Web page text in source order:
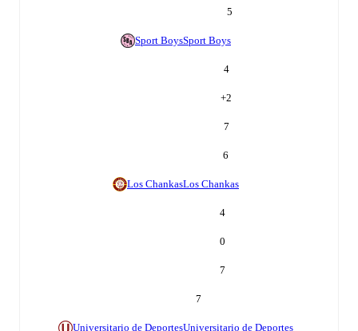
5
Sport BoysSport Boys
4
+2
7
6
Los ChankasLos Chankas
4
0
7
7
Universitario de DeportesUniversitario de Deportes